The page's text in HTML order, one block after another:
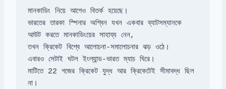
ভারতের তারকা স্পিনার অশ্বিন যখন একবার ব্যাটসম্যানকে
আউট করতে মানকাডিংয়ের সাহায্য নেন,
মাটিতে 22 গজের ক্রিকেট যুদ্ধ আর ক্রিকেটেই সীমাবদ্ধ ছিল